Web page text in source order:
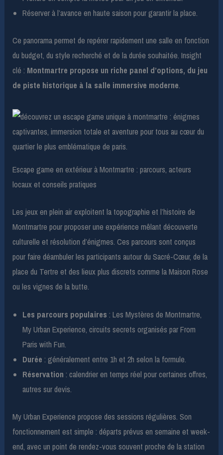
Réserver à l’avance en haute saison pour garantir la place.
Ce panorama permet de repérer rapidement une salle en fonction
du budget, du style recherché et de la durée souhaitée. Insight
clé : Montmartre propose un riche panel d’options, du jeu
de piste historique à la salle immersive moderne.
Escape game en extérieur à Montmartre : parcours, acteurs
locaux et conseils pratiques
Les jeux en plein air exploitent la topographie et l’histoire de
Montmartre pour proposer une expérience mêlant découverte
culturelle et résolution d’énigmes. Ces parcours sont conçus
pour faire déambuler les participants autour du Sacré-Cœur, de la
place du Tertre et des lieux plus discrets comme la Maison Rose
ou les vignes de la butte.
Les parcours populaires : Les Mystères de Montmartre,
My Urban Experience, circuits secrets organisés par From
Paris with Fun.
Durée : généralement entre 1h et 2h selon la formule.
Réservation : calendrier en temps réel pour certaines offres,
autres sur devis.
My Urban Experience propose des sessions régulières. Son
fonctionnement est simple : départs prévus en semaine et week-
end, avec un point de rendez-vous souvent proche de la station